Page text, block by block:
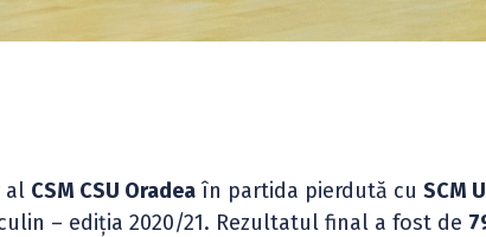
al CSM CSU Oradea în partida pierdută cuSCM U
– ediția 2020/21. Rezultatul final a fost de